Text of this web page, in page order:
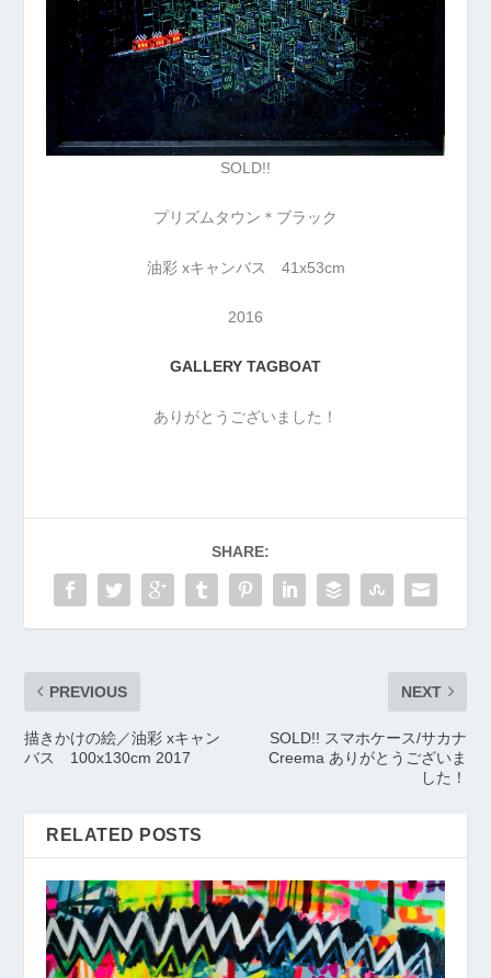
SOLD!!
プリズムタウン＊ブラック
油彩 xキャンバス 41x53cm
2016
GALLERY TAGBOAT
ありがとうございました！
SHARE:
PREVIOUS
描きかけの絵／油彩 xキャン
バス 100x130cm 2017
NEXT
SOLD!! スマホケース/サカナ
Creema ありがとうございま
した！
RELATED POSTS